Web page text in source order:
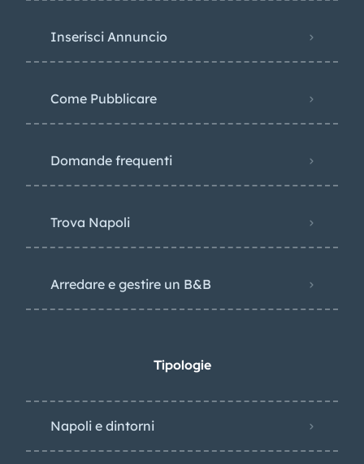
Inserisci Annuncio
Come Pubblicare
Domande frequenti
Trova Napoli
Arredare e gestire un B&B
Tipologie
Napoli e dintorni